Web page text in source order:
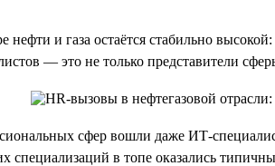
нефти и газа остаётся стабильно
— это не только представители
сфер вошли даже ИТ-
специализаций в топе оказались